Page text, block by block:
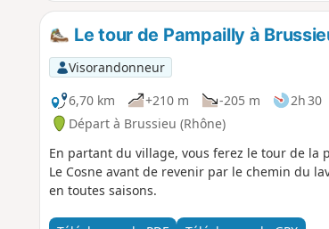
Le tour de Pampailly à
Visorandonneur
6,70 km
+210 m -205 m 2h 30
Départ à Brussieu (Rhône)
En partant du village, vous ferez le tour de
Le Cosne avant de revenir par le chemin du
en toutes saisons.